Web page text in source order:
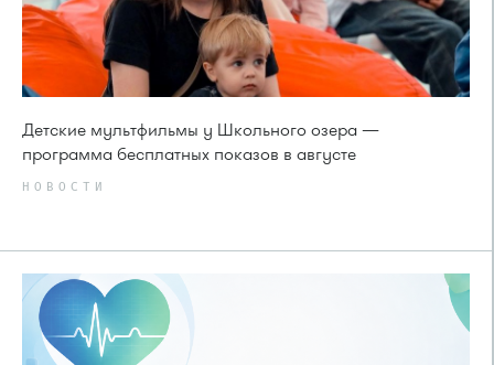
Детские мультфильмы у Школьного озера —
программа бесплатных показов в августе
НОВОСТИ